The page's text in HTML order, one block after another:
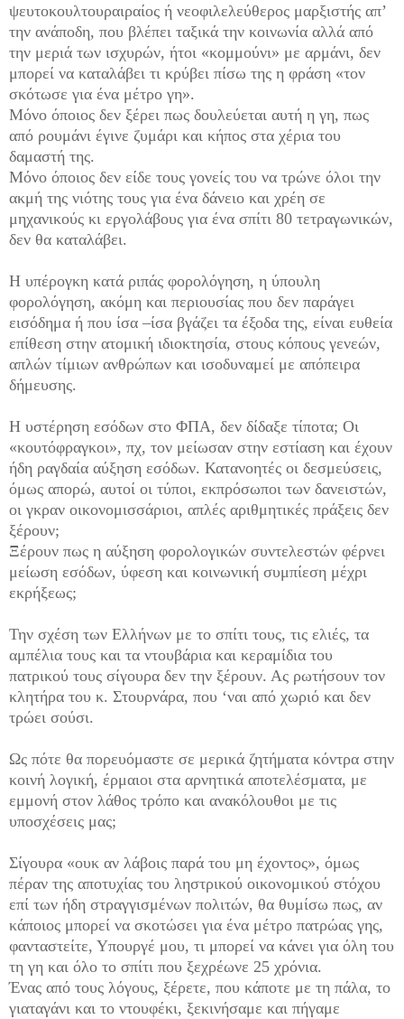
ψευτοκουλτουραιραίος ή νεοφιλελεύθερος μαρξιστής απ’
την ανάποδη, που βλέπει ταξικά την κοινωνία αλλά από
την μεριά των ισχυρών, ήτοι «κομμούνι» με αρμάνι, δεν
μπορεί να καταλάβει τι κρύβει πίσω της η φράση «τον
σκότωσε για ένα μέτρο γη».
Μόνο όποιος δεν ξέρει πως δουλεύεται αυτή η γη, πως
από ρουμάνι έγινε ζυμάρι και κήπος στα χέρια του
δαμαστή της.
Μόνο όποιος δεν είδε τους γονείς του να τρώνε όλοι την
ακμή της νιότης τους για ένα δάνειο και χρέη σε
μηχανικούς κι εργολάβους για ένα σπίτι 80 τετραγωνικών,
δεν θα καταλάβει.
Η υπέρογκη κατά ριπάς φορολόγηση, η ύπουλη
φορολόγηση, ακόμη και περιουσίας που δεν παράγει
εισόδημα ή που ίσα –ίσα βγάζει τα έξοδα της, είναι ευθεία
επίθεση στην ατομική ιδιοκτησία, στους κόπους γενεών,
απλών τίμιων ανθρώπων και ισοδυναμεί με απόπειρα
δήμευσης.
Η υστέρηση εσόδων στο ΦΠΑ, δεν δίδαξε τίποτα; Οι
«κουτόφραγκοι», πχ, τον μείωσαν στην εστίαση και έχουν
ήδη ραγδαία αύξηση εσόδων. Κατανοητές οι δεσμεύσεις,
όμως απορώ, αυτοί οι τύποι, εκπρόσωποι των δανειστών,
οι γκραν οικονομισσάριοι, απλές αριθμητικές πράξεις δεν
ξέρουν;
Ξέρουν πως η αύξηση φορολογικών συντελεστών φέρνει
μείωση εσόδων, ύφεση και κοινωνική συμπίεση μέχρι
εκρήξεως;
Την σχέση των Ελλήνων με το σπίτι τους, τις ελιές, τα
αμπέλια τους και τα ντουβάρια και κεραμίδια του
πατρικού τους σίγουρα δεν την ξέρουν. Ας ρωτήσουν τον
κλητήρα του κ. Στουρνάρα, που ‘ναι από χωριό και δεν
τρώει σούσι.
Ως πότε θα πορευόμαστε σε μερικά ζητήματα κόντρα στην
κοινή λογική, έρμαιοι στα αρνητικά αποτελέσματα, με
εμμονή στον λάθος τρόπο και ανακόλουθοι με τις
υποσχέσεις μας;
Σίγουρα «ουκ αν λάβοις παρά του μη έχοντος», όμως
πέραν της αποτυχίας του ληστρικού οικονομικού στόχου
επί των ήδη στραγγισμένων πολιτών, θα θυμίσω πως, αν
κάποιος μπορεί να σκοτώσει για ένα μέτρο πατρώας γης,
φανταστείτε, Υπουργέ μου, τι μπορεί να κάνει για όλη του
τη γη και όλο το σπίτι που ξεχρέωνε 25 χρόνια.
Ένας από τους λόγους, ξέρετε, που κάποτε με τη πάλα, το
γιαταγάνι και το ντουφέκι, ξεκινήσαμε και πήγαμε